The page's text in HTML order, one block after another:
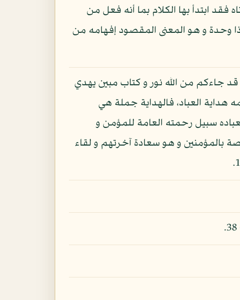
فقد ابتدأ بها الكلام بما أنه فعل من
ذا وحدة و هو المعنى المقصود إفهامه من
جاءكم من الله نور و كتاب مبين يهدي
و كلامه هداية العباد، فالهداية جملة هي
سبيل رحمته العامة للمؤمن و
بالمؤمنين و هو سعادة آخرتهم و لقاء